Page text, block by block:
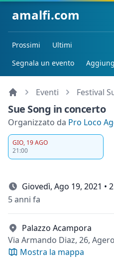
amalfi.com
Prossimi
Ultimi
Segnala un evento
Eventi Festival
Sue Song in concerto
Organizzato da Pro Loco
GIO, 19 AGO
21:00
Giovedì, Ago 19, 2021 •
5 anni fa
Palazzo Acampora
Via Armando Diaz, 26,
Mostra la mappa